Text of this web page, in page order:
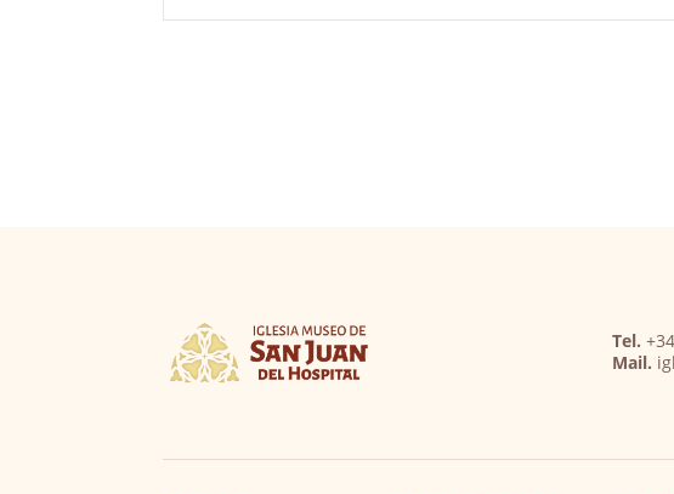
Tel.
Mail.